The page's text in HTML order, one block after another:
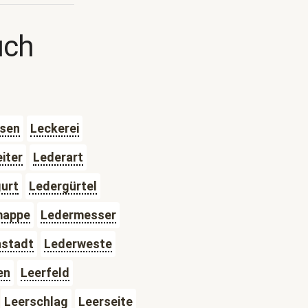
Leckerei
Lederart
Ledergürtel
Ledermesser
Lederweste
Leerfeld
Leerschlag
Leerseite